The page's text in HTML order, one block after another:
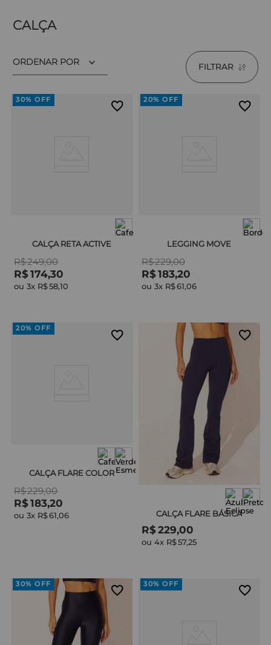
CALÇA
ORDENAR POR FILTRAR
30% OFF
CALÇA RETA ACTIVE
R$249,00
R$174,30
ou 3x R$58,10
20% OFF
LEGGING MOVE
R$229,00
R$183,20
ou 3x R$61,06
20% OFF
CALÇA FLARE COLOR
R$229,00
R$183,20
ou 3x R$61,06 CALÇA FLARE BÁSICA
R$229,00
ou 4x R$57,25
30% OFF 30% OFF